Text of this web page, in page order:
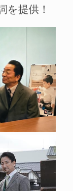
を提供！